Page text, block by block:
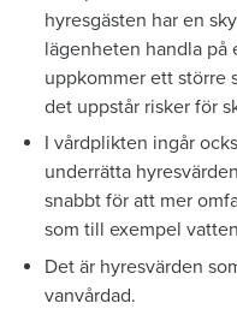
hyresgästen har en
lägenheten handla på
uppkommer ett större
det uppstår risker för
I vårdplikten ingår
underrätta
snabbt för att mer
som till exempel
Det är hyresvärden
vanvårdad.